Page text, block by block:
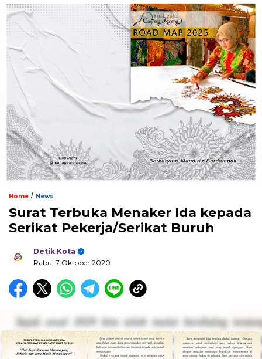
Home / News
Surat Terbuka Menaker Ida kepada
Serikat Pekerja/Serikat Buruh
Detik Kota
Rabu, 7 Oktober 2020